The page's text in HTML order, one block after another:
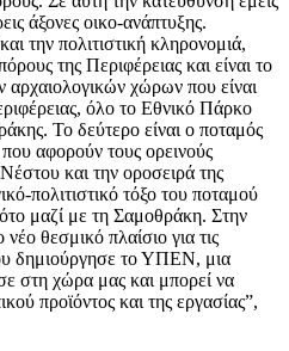
άξονες οικο-ανάπτυξης.
την πολιτιστική κληρονομιά,
της Περιφέρειας και είναι το
αρχαιολογικών χώρων που είναι
όλο το Εθνικό Πάρκο
Το δεύτερο είναι ο ποταμός
αφορούν τους ορεινούς
και την οροσειρά της
πολιτιστικό τόξο του ποταμού
μαζί με τη Σαμοθράκη. Στην
θεσμικό πλαίσιο για τις
δημιούργησε το ΥΠΕΝ, μια
στη χώρα μας και μπορεί να
προϊόντος και της εργασίας”,